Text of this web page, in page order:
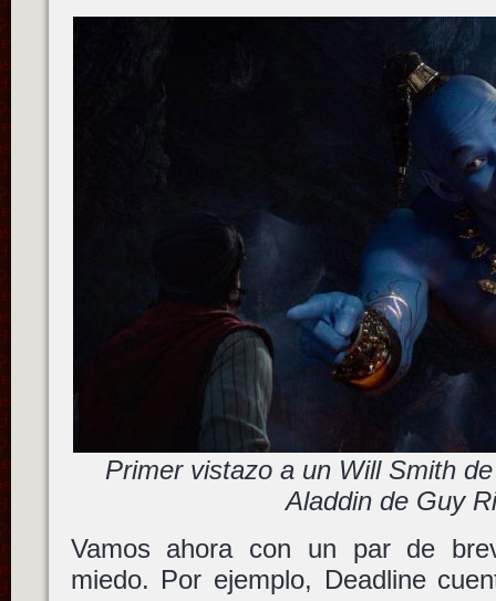
Primer vistazo a un Will Smith
Aladdin de Guy
Vamos ahora con un par de
miedo. Por ejemplo, Deadline